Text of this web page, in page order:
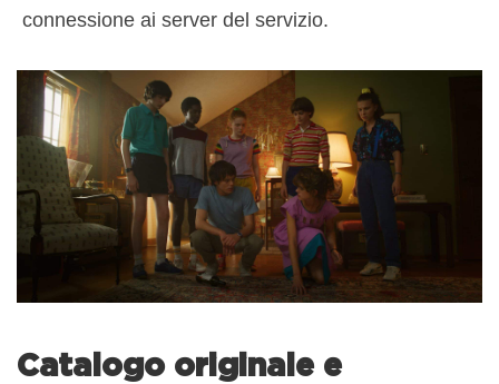
connessione ai server del servizio.
Catalogo originale e